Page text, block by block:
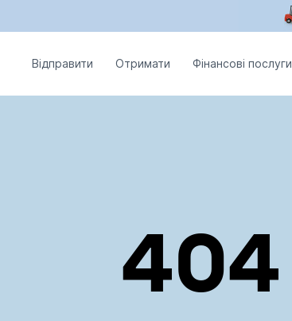
Відправити Отримати Фінансові послуги
404